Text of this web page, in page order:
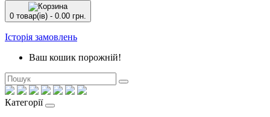
0 товар(ів) - 0.00 грн.
Історія замовлень
Ваш кошик порожній!
Категорії